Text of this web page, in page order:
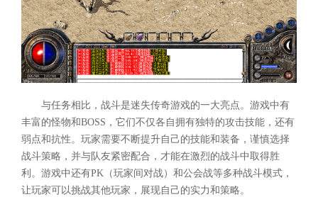
与任务相比，战斗是迷失传奇游戏的一大亮点。游戏中有
丰富的怪物和BOSS，它们不仅各自拥有独特的攻击技能，还有
弱点和抗性。玩家需要不断提升自己的技能和装备，谨慎选择
战斗策略，并与队友紧密配合，才能在激烈的战斗中取得胜
利。游戏中还有PK（玩家间对战）和公会战等多种战斗模式，
让玩家可以挑战其他玩家，展现自己的实力和策略。